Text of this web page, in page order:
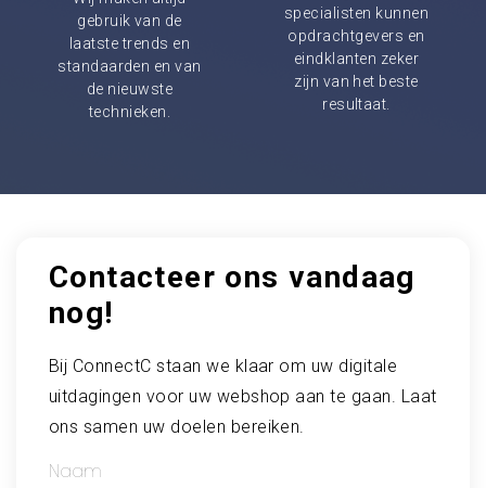
gebruik van de
laatste trends en
standaarden en van
de nieuwste
technieken.
specialisten kunnen
opdrachtgevers en
eindklanten zeker
zijn van het beste
resultaat.
Contacteer ons vandaag
nog!
Bij ConnectC staan we klaar om uw digitale
uitdagingen voor uw webshop aan te gaan. Laat
ons samen uw doelen bereiken.